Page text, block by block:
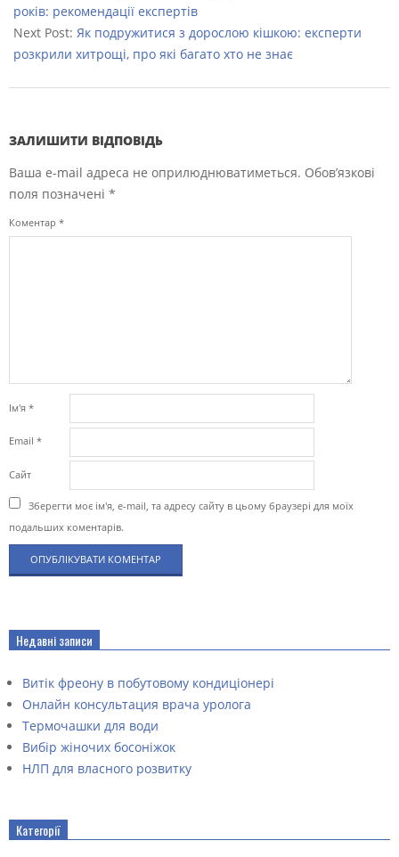
04
років: рекомендації експертів
Next Post: Як подружитися з дорослою кішкою: експерти
розкрили хитрощі, про які багато хто не знає
ЗАЛИШИТИ ВІДПОВІДЬ
Ваша e-mail адреса не оприлюднюватиметься. Обов’язкові
поля позначені *
Коментар *
Ім'я *
Email *
Сайт
Зберегти моє ім'я, e-mail, та адресу сайту в цьому браузері для моїх
подальших коментарів.
Недавні записи
Витік фреону в побутовому кондиціонері
Онлайн консультация врача уролога
Термочашки для води
Вибір жіночих босоніжок
НЛП для власного розвитку
Категорії